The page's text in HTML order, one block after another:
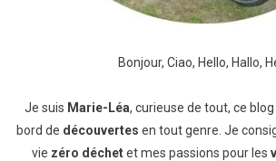
Bonjour, Ciao, Hello, Hallo,
Je suis Marie-Léa, curieuse de tout, ce
bord de découvertes en tout genre. Je
vie zéro déchetet mes passions pour les